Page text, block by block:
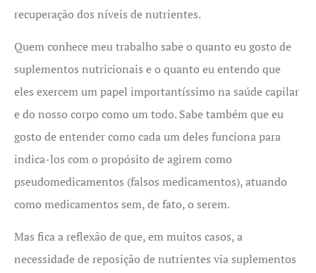
recuperação dos níveis de nutrientes.
Quem conhece meu trabalho sabe o quanto eu gosto de
suplementos nutricionais e o quanto eu entendo que
eles exercem um papel importantíssimo na saúde capilar
e do nosso corpo como um todo. Sabe também que eu
gosto de entender como cada um deles funciona para
indica-los com o propósito de agirem como
pseudomedicamentos (falsos medicamentos), atuando
como medicamentos sem, de fato, o serem.
Mas fica a reflexão de que, em muitos casos, a
necessidade de reposição de nutrientes via suplementos